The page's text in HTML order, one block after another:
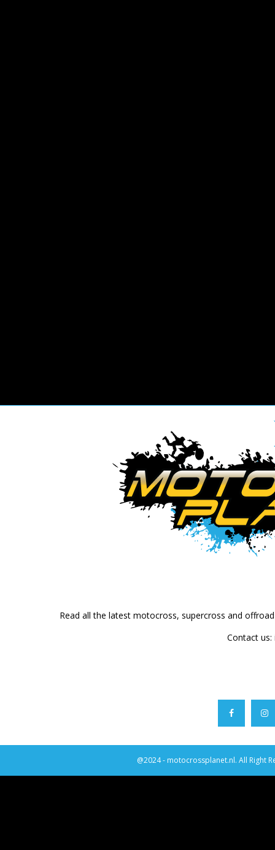
Read all the latest motocross, supercross and
Contact us:
@2024 - motocrossplanet.nl. All Right